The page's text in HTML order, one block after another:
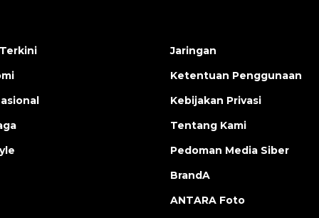
Jaringan
Ketentuan Penggunaan
Kebijakan Privasi
Tentang Kami
Pedoman Media Siber
BrandA
ANTARA Foto